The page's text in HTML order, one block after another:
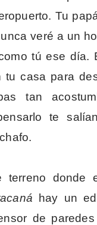
Tu
veré a un
tú ese día.
tu casa para
tan
te
terreno donde
hay un
de